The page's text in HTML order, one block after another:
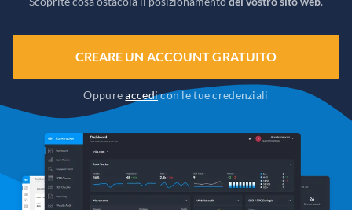
CREARE UN ACCOUNT GRATUITO
Oppureaccedicon le tue credenziali